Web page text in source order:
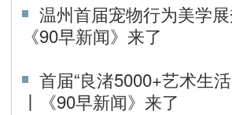
温州首届宠物行为美学展
《90早新闻》来了
首届“良渚5000+艺术生
丨《90早新闻》来了